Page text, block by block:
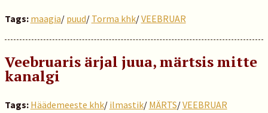
Tags: maagia/ puud/ Torma khk/VEEBRUAR
Veebruaris ärjal juua, märtsis mitte
kanalgi
Tags: Häädemeeste khk/ ilmastik/ MÄRTS/VEEBRUAR